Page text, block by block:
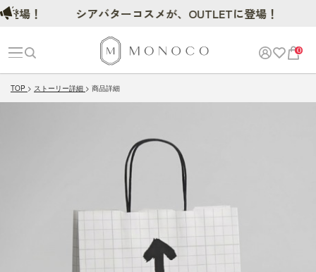
0
TOP ストーリー詳細 商品詳細
場！ シアバターコスメが、OUTLETに登場！